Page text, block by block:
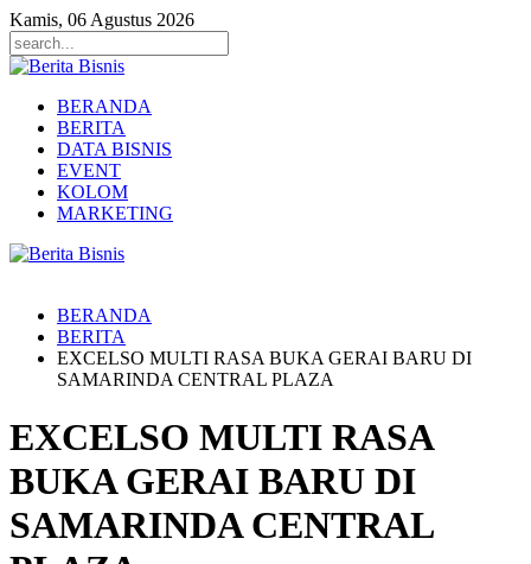
Kamis, 06 Agustus 2026
BERANDA
BERITA
DATA BISNIS
EVENT
KOLOM
MARKETING
BERANDA
BERITA
EXCELSO MULTI RASA BUKA GERAI BARU DI
SAMARINDA CENTRAL PLAZA
EXCELSO MULTI RASA
BUKA GERAI BARU DI
SAMARINDA CENTRAL